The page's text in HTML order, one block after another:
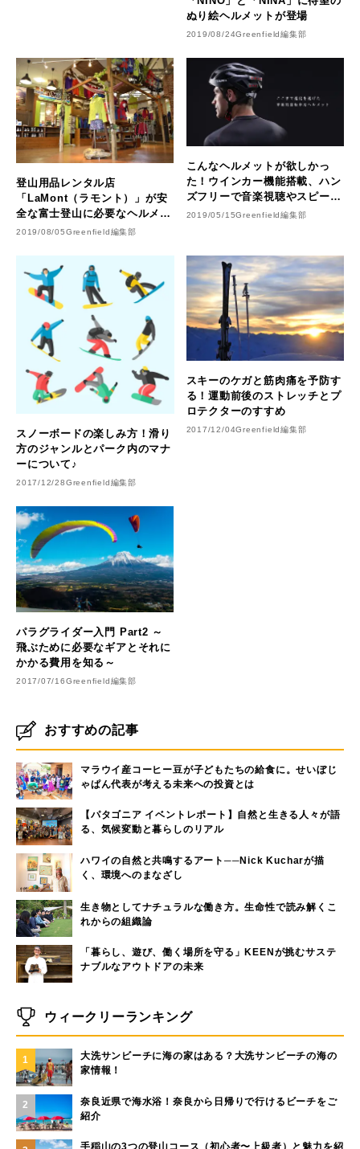
ぬり絵ヘルメットが登場
2019/08/24Greenfield編集部
登山用品レンタル店
「LaMont（ラモント）」が安
全な富士登山に必要なヘルメッ
トつきレンタルセット「パーフ
提供開始
2019/08/05Greenfield編集部
こんなヘルメットが欲しかっ
た！ウインカー機能搭載、ハン
ズフリーで音楽視聴やスピーカ
ー通話もできる革新的自転車用
2019/05/15Greenfield編集部
スノーボードの楽しみ方！滑り
方のジャンルとパーク内のマナ
ーについて♪
2017/12/28Greenfield編集部
スキーのケガと筋肉痛を予防す
る！運動前後のストレッチとプ
ロテクターのすすめ
2017/12/04Greenfield編集部
パラグライダー入門 Part2 ～
飛ぶために必要なギアとそれに
かかる費用を知る～
2017/07/16Greenfield編集部
おすすめの記事
マラウイ産コーヒー豆が子どもたちの給食に。せいぼじ
ゃぱん代表が考える未来への投資とは
【パタゴニア イベントレポート】自然と生きる人々が語
る、気候変動と暮らしのリアル
ハワイの自然と共鳴するアート──Nick Kucharが描
く、環境へのまなざし
生き物としてナチュラルな働き方。生命性で読み解くこ
れからの組織論
「暮らし、遊び、働く場所を守る」KEENが挑むサステ
ナブルなアウトドアの未来
ウィークリーランキング
1
大洗サンビーチに海の家はある？大洗サンビーチの海の
家情報！
2
奈良近県で海水浴！奈良から日帰りで行けるビーチをご
紹介